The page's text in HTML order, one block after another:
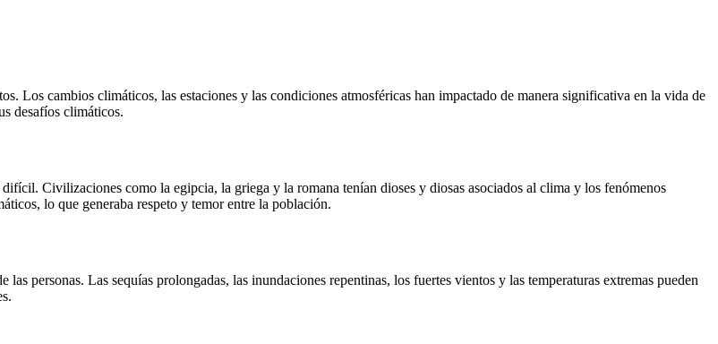
Los cambios climáticos, las estaciones y las condiciones atmosféricas han impactado de manera significativa en la vida de
desafíos climáticos.
Civilizaciones como la egipcia, la griega y la romana tenían dioses y diosas asociados al clima y los fenómenos
lo que generaba respeto y temor entre la población.
personas. Las sequías prolongadas, las inundaciones repentinas, los fuertes vientos y las temperaturas extremas pueden